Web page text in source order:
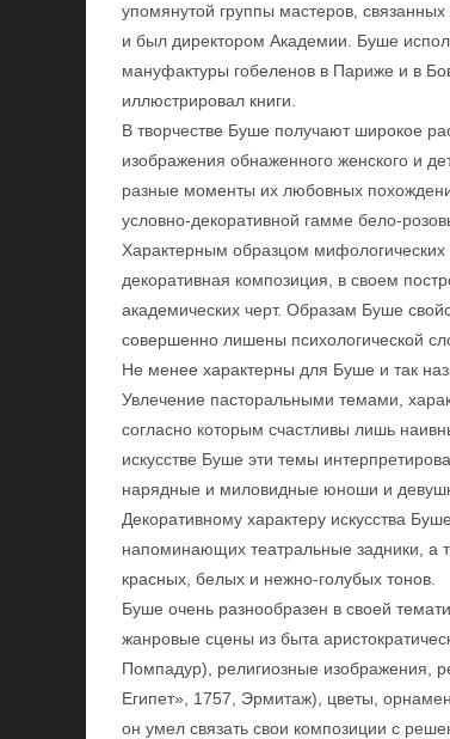
упомянутой группы мастеров,
и был директором Академии. Буше
мануфактуры гобеленов в Париже и в
иллюстрировал книги.
В творчестве Буше получают широкое
изображения обнаженного женского и
разные моменты их любовных
условно-декоративной гамме бело-
Характерным образцом
декоративная композиция, в своем
академических черт. Образам Буше
совершенно лишены психологической
Не менее характерны для Буше и так
Увлечение пасторальными темами,
согласно которым счастливы лишь
искусстве Буше эти темы
нарядные и миловидные юноши и
Декоративному характеру искусства
напоминающих театральные задники, а
красных, белых и нежно-голубых тонов.
Буше очень разнообразен в своей
жанровые сцены из быта
Помпадур), религиозные изображения,
Египет», 1757, Эрмитаж), цветы,
он умел связать свои композиции с